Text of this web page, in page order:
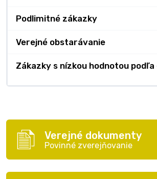
Podlimitné zákazky
Verejné obstarávanie
Zákazky s nízkou hodnotou podľa
Verejné dokumenty
Povinné zverejňovanie